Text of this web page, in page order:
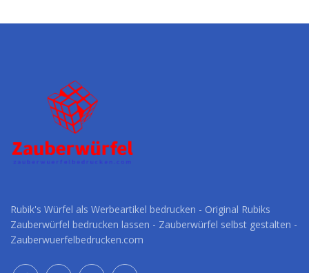
Rubik's Würfel als Werbeartikel bedrucken - Original Rubiks
Zauberwürfel bedrucken lassen - Zauberwürfel selbst gestalten -
Zauberwuerfelbedrucken.com